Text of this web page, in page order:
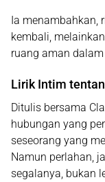
Ia menambahkan,
kembali,
ruang aman
Lirik Intim
Ditulis bersama
hubungan yang
seseorang yang
Namun perlahan,
segalanya, bukan